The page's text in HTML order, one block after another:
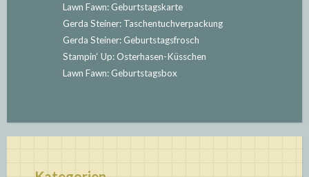
Lawn Fawn: Geburtstagskarte
Gerda Steiner: Taschentuchverpackung
Gerda Steiner: Geburtstagsfrosch
Stampin‘ Up: Osterhasen-Küsschen
Lawn Fawn: Geburtstagsbox